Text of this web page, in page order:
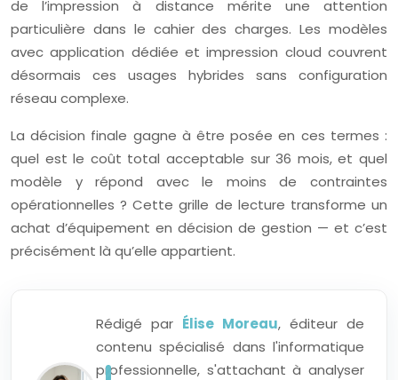
de l’impression à distance mérite une attention
particulière dans le cahier des charges. Les modèles
avec application dédiée et impression cloud couvrent
désormais ces usages hybrides sans configuration
réseau complexe.
La décision finale gagne à être posée en ces termes :
quel est le coût total acceptable sur 36 mois, et quel
modèle y répond avec le moins de contraintes
opérationnelles ? Cette grille de lecture transforme un
achat d’équipement en décision de gestion — et c’est
précisément là qu’elle appartient.
Rédigé par Élise Moreau, éditeur de
contenu spécialisé dans l'informatique
professionnelle, s'attachant à analyser